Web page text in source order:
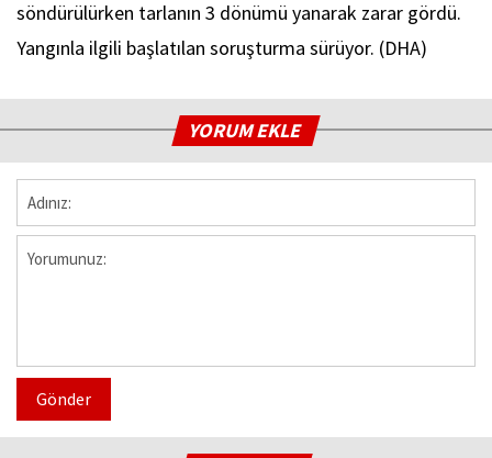
söndürülürken tarlanın 3 dönümü yanarak zarar gördü.
Yangınla ilgili başlatılan soruşturma sürüyor. (DHA)
YORUM EKLE
Gönder